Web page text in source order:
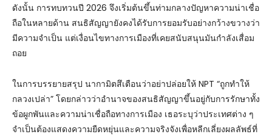
ดังนั้น การทบทวนปี 2026 จึงเริ่มต้นขึ้นท่ามกลางปัญหาความน่าเชื่อ
ถือในหลายด้าน สนธิสัญญายังคงได้รับการยอมรับอย่างกว้างขวางว่า
มีความจำเป็น แต่เงื่อนไขทางการเมืองที่เคยสนับสนุนมันกำลังเสื่อม
ถอย
ในการบรรยายสรุป นากามิตสึเตือนว่าอย่าปล่อยให้ NPT “ถูกทำให้
กลวงเปล่า” โดยกล่าวว่าอำนาจของสนธิสัญญาขึ้นอยู่กับการรักษาทั้ง
ข้อผูกพันและความน่าเชื่อถือทางการเมือง เธอระบุว่าประเทศต่าง ๆ
จำเป็นต้องแสดงความยืดหยุ่นและความจริงจังเพื่อหลีกเลี่ยงผลลัพธ์ที่